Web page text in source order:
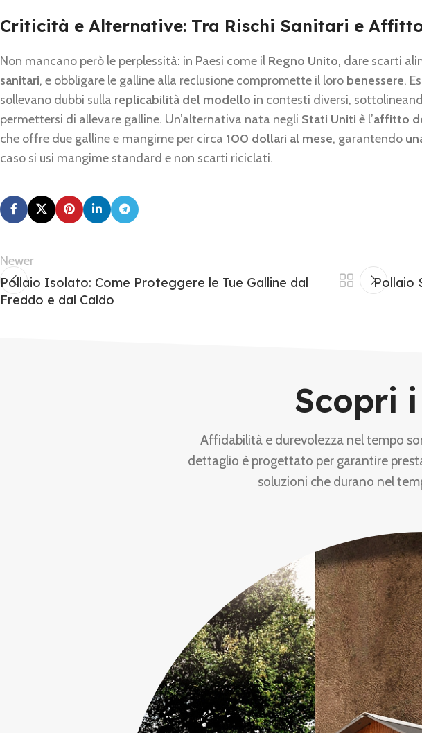
Criticità e Alternative: Tra Rischi Sanitari e
Non mancano però le perplessità: in Paesi come il Regno Unito, dare scarti
sanitari, e obbligare le galline alla reclusione compromette il loro benessere.
sollevano dubbi sulla replicabilità del modello in contesti diversi,
permettersi di allevare galline. Un’alternativa nata negli Stati Uniti è l’affitto
che offre due galline e mangime per circa 100 dollari al mese, garantendo
caso si usi mangime standard e non scarti riciclati.
Newer
Pollaio Isolato: Come Proteggere le Tue Galline dal
Freddo e dal Caldo
Pollaio
Scopri
Affidabilità e durevolezza nel tempo
dettaglio è progettato per garantire
soluzioni che durano nel